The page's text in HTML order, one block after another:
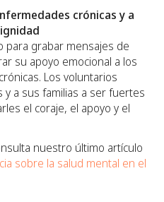
crónicas y a
para grabar mensajes de
su apoyo emocional a los
Los voluntarios
a sus familias a ser fuertes
el coraje, el apoyo y el
nuestro último artículo
sobre la salud mental en el